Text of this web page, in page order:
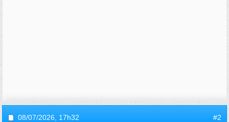
08/07/2026, 17h32 #2